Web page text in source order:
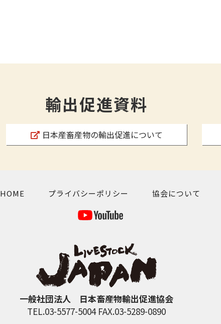
輸出促進資料
日本産畜産物の輸出促進について
HOME プライバシーポリシー 協会について
一般社団法人 日本畜産物輸出促進協会
TEL.03-5577-5004 FAX.03-5289-0890